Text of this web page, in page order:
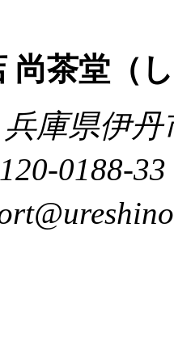
尚茶堂（
庫県伊丹
0188-33